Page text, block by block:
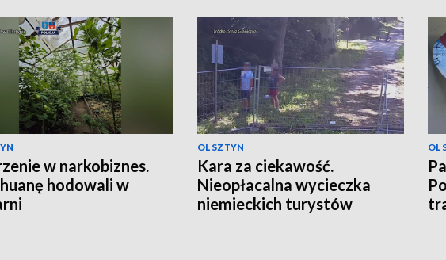
w narkobiznes.
hodowali w
OLSZTYN
Kara za ciekawość.
Nieopłacalna wycieczka
niemieckich turystów